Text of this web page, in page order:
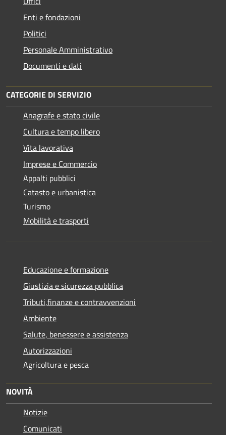
Enti e fondazioni
Politici
Personale Amministrativo
Documenti e dati
CATEGORIE DI SERVIZIO
Anagrafe e stato civile
Cultura e tempo libero
Vita lavorativa
Imprese e Commercio
Appalti pubblici
Catasto e urbanistica
Turismo
Mobilità e trasporti
Educazione e formazione
Giustizia e sicurezza pubblica
Tributi,finanze e contravvenzioni
Ambiente
Salute, benessere e assistenza
Autorizzazioni
Agricoltura e pesca
NOVITÀ
Notizie
Comunicati